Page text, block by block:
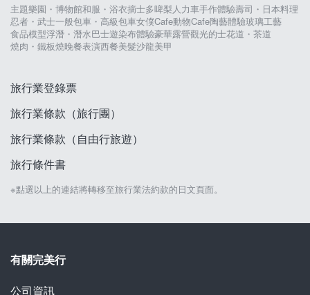
主題樂園・博物館和服・浴衣摘士多啤梨 人力車手作體驗壽司・日本料理
忍者・武士一般包車・高級包車女僕Cafe動物Cafe陶藝體驗玻璃工藝
食品模型浮潛・潛水巴士遊染布體驗豪華露營觀光的士花道・茶道
燒肉・鐵板燒晚餐表演西餐美髮沙龍美甲
旅行業登錄票
旅行業條款（旅行團）
旅行業條款（自由行旅遊）
旅行條件書
※點選以上的連結將轉移至旅行業法約款的日文頁面。
有關完美行
公司資訊